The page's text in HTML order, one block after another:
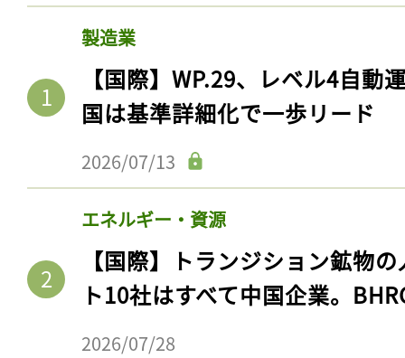
製造業
【国際】WP.29、レベル4自動
国は基準詳細化で一歩リード
2026/07/13
エネルギー・資源
【国際】トランジション鉱物
ト10社はすべて中国企業。
2026/07/28